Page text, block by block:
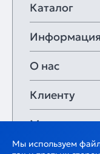
Каталог
Информация
О нас
Клиенту
Мои
Мы используем